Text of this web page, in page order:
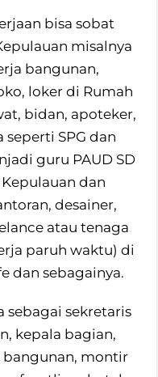
bisa sobat
misalnya
bangunan,
loker di Rumah
bidan, apoteker,
seperti SPG dan
guru PAUD SD
Kepulauan dan
desainer,
atau tenaga
paruh waktu) di
dan sebagainya.
sebagai sekretaris
kepala bagian,
bangunan, montir